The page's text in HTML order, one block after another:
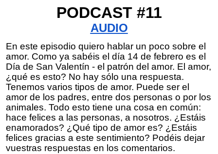
PODCAST #11
AUDIO
En este episodio quiero hablar un poco sobre el
amor. Como ya sabéis el día 14 de febrero es el
Día de San Valentín - el patrón del amor. El amor,
¿qué es esto? No hay sólo una respuesta.
Tenemos varios tipos de amor. Puede ser el
amor de los padres, entre dos personas o por los
animales. Todo esto tiene una cosa en común:
hace felices a las personas, a nosotros. ¿Estáis
enamorados? ¿Qué tipo de amor es? ¿Estáis
felices gracias a este sentimiento? Podéis dejar
vuestras respuestas en los comentarios.